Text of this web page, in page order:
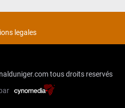
legales
tous droits reservés